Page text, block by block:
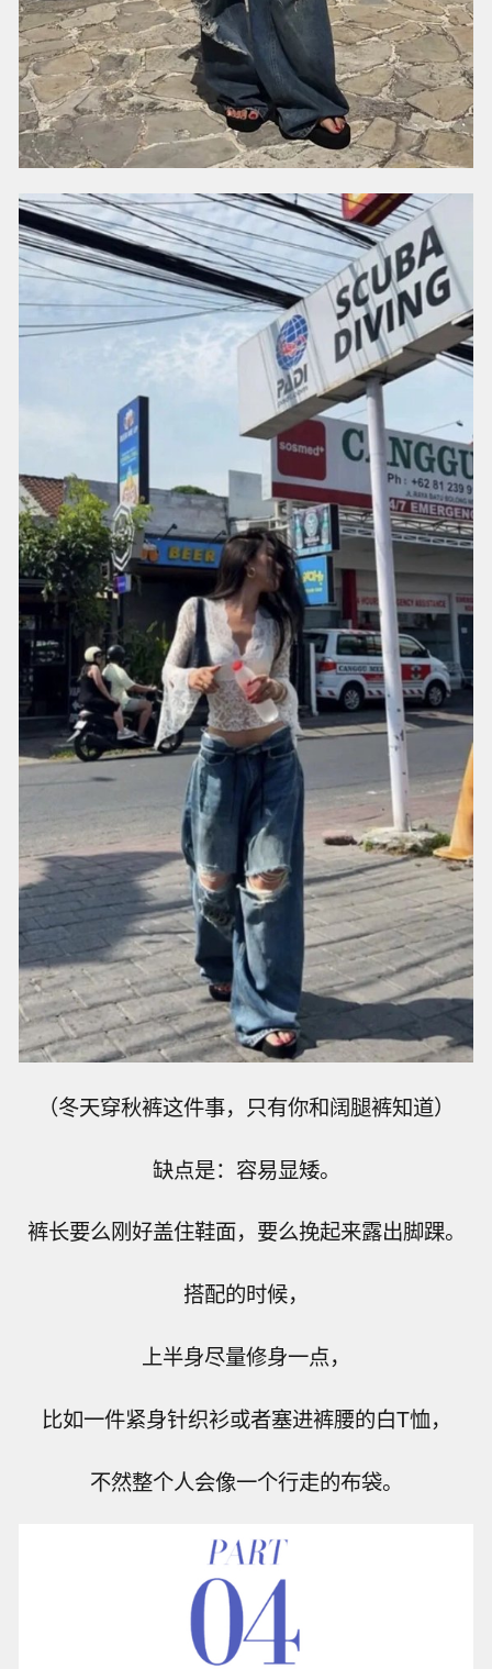
（冬天穿秋裤这件事，只有你和阔腿裤知道）
缺点是：容易显矮。
裤长要么刚好盖住鞋面，要么挽起来露出脚踝。
搭配的时候，
上半身尽量修身一点，
比如一件紧身针织衫或者塞进裤腰的白T恤，
不然整个人会像一个行走的布袋。